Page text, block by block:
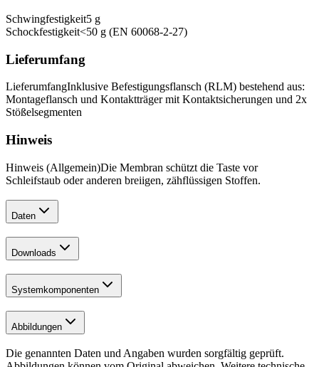
Schwingfestigkeit5 g
Schockfestigkeit<50 g (EN 60068-2-27)
Lieferumfang
LieferumfangInklusive Befestigungsflansch (RLM) bestehend aus:
Montageflansch und Kontaktträger mit Kontaktsicherungen und 2x
Stößelsegmenten
Hinweis
Hinweis (Allgemein)Die Membran schützt die Taste vor
Schleifstaub oder anderen breiigen, zähflüssigen Stoffen.
Daten
Downloads
Systemkomponenten
Abbildungen
Die genannten Daten und Angaben wurden sorgfältig geprüft.